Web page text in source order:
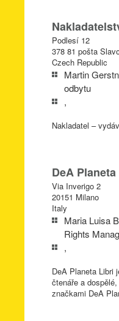
Podlesí 12
378 81 pošta
Czech Republic
Martin
odbytu
,
Nakladatel –
DeA
Via Inverigo 2
20151 Milano
Italy
Maria Luisa
Rights
,
DeA Planeta Libri
čtenáře a
značkami DeA